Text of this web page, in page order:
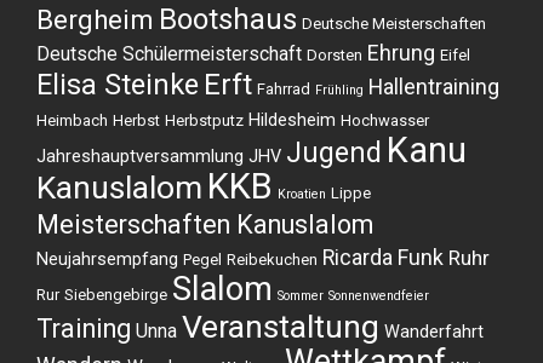
Bergheim Bootshaus Deutsche Meisterschaften
Deutsche Schülermeisterschaft Dorsten Ehrung Eifel
Elisa Steinke Erft Fahrrad Frühling Hallentraining
Heimbach Herbst Herbstputz Hildesheim Hochwasser
Jahreshauptversammlung JHV Jugend Kanu
Kanuslalom KKB Kroatien Lippe
Meisterschaften Kanuslalom
Neujahrsempfang Pegel Reibekuchen Ricarda Funk Ruhr
Rur Siebengebirge Slalom Sommer Sonnenwendfeier
Training Unna Veranstaltung Wanderfahrt